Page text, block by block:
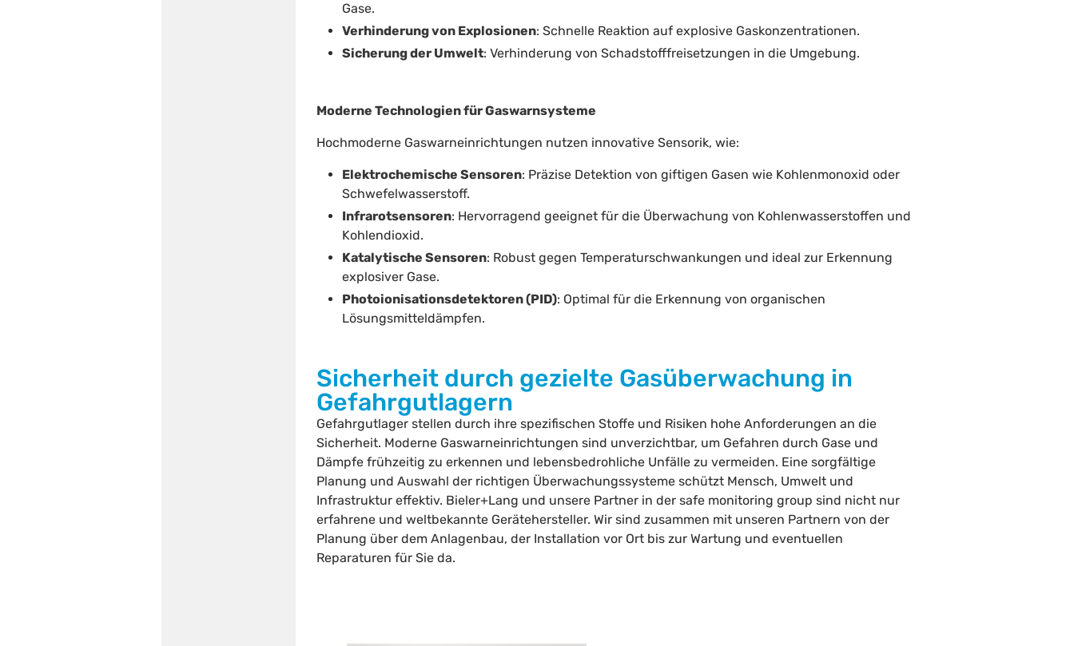
Gase.
Verhinderung von Explosionen: Schnelle Reaktion auf explosive Gaskonzentrationen.
Sicherung der Umwelt: Verhinderung von Schadstofffreisetzungen in die Umgebung.
Moderne Technologien für Gaswarnsysteme
Hochmoderne Gaswarneinrichtungen nutzen innovative Sensorik, wie:
Elektrochemische Sensoren: Präzise Detektion von giftigen Gasen wie Kohlenmonoxid oder
Schwefelwasserstoff.
Infrarotsensoren: Hervorragend geeignet für die Überwachung von Kohlenwasserstoffen und
Kohlendioxid.
Katalytische Sensoren: Robust gegen Temperaturschwankungen und ideal zur Erkennung
explosiver Gase.
Photoionisationsdetektoren (PID): Optimal für die Erkennung von organischen
Lösungsmitteldämpfen.
Sicherheit durch gezielte Gasüberwachung in
Gefahrgutlagern
Gefahrgutlager stellen durch ihre spezifischen Stoffe und Risiken hohe Anforderungen an die
Sicherheit. Moderne Gaswarneinrichtungen sind unverzichtbar, um Gefahren durch Gase und
Dämpfe frühzeitig zu erkennen und lebensbedrohliche Unfälle zu vermeiden. Eine sorgfältige
Planung und Auswahl der richtigen Überwachungssysteme schützt Mensch, Umwelt und
Infrastruktur effektiv. Bieler+Lang und unsere Partner in der safe monitoring group sind nicht nur
erfahrene und weltbekannte Gerätehersteller. Wir sind zusammen mit unseren Partnern von der
Planung über dem Anlagenbau, der Installation vor Ort bis zur Wartung und eventuellen
Reparaturen für Sie da.